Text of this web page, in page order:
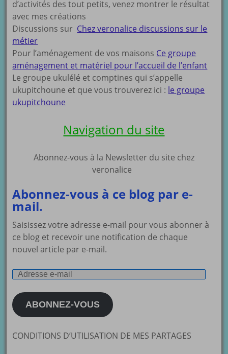
d’activités des tout petits, venez montrer le résultat
avec mes créations
Discussions sur Chez veronalice discussions sur le
métier
Pour l’aménagement de vos maisons Ce groupe
aménagement et matériel pour l’accueil de l’enfant
Le groupe ukulélé et comptines qui s’appelle
ukupitchoune et que vous trouverez ici : le groupe
ukupitchoune
Navigation du site
Abonnez-vous à la Newsletter du site chez
veronalice
Abonnez-vous à ce blog par e-
mail.
Saisissez votre adresse e-mail pour vous abonner à
ce blog et recevoir une notification de chaque
nouvel article par e-mail.
Adresse
mail
ABONNEZ-VOUS
CONDITIONS D’UTILISATION DE MES PARTAGES